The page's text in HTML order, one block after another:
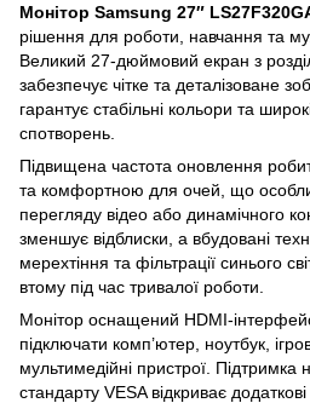
Монітор Samsung 27″
рішення для роботи, навчання та
Великий 27-дюймовий екран з
забезпечує чітке та деталізоване
гарантує стабільні кольори та
спотворень.
Підвищена частота оновлення
та комфортною для очей, що
перегляду відео або динамічного
зменшує відблиски, а вбудовані
мерехтіння та фільтрації синього
втому під час тривалої роботи.
Монітор оснащений HDMI-
підключати комп’ютер, ноутбук,
мультимедійні пристрої. Підтримка
стандарту VESA відкриває